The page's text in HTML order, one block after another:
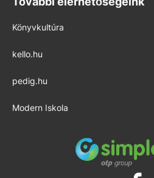
Könyvkultúra
kello.hu
pedig.hu
Modern Iskola